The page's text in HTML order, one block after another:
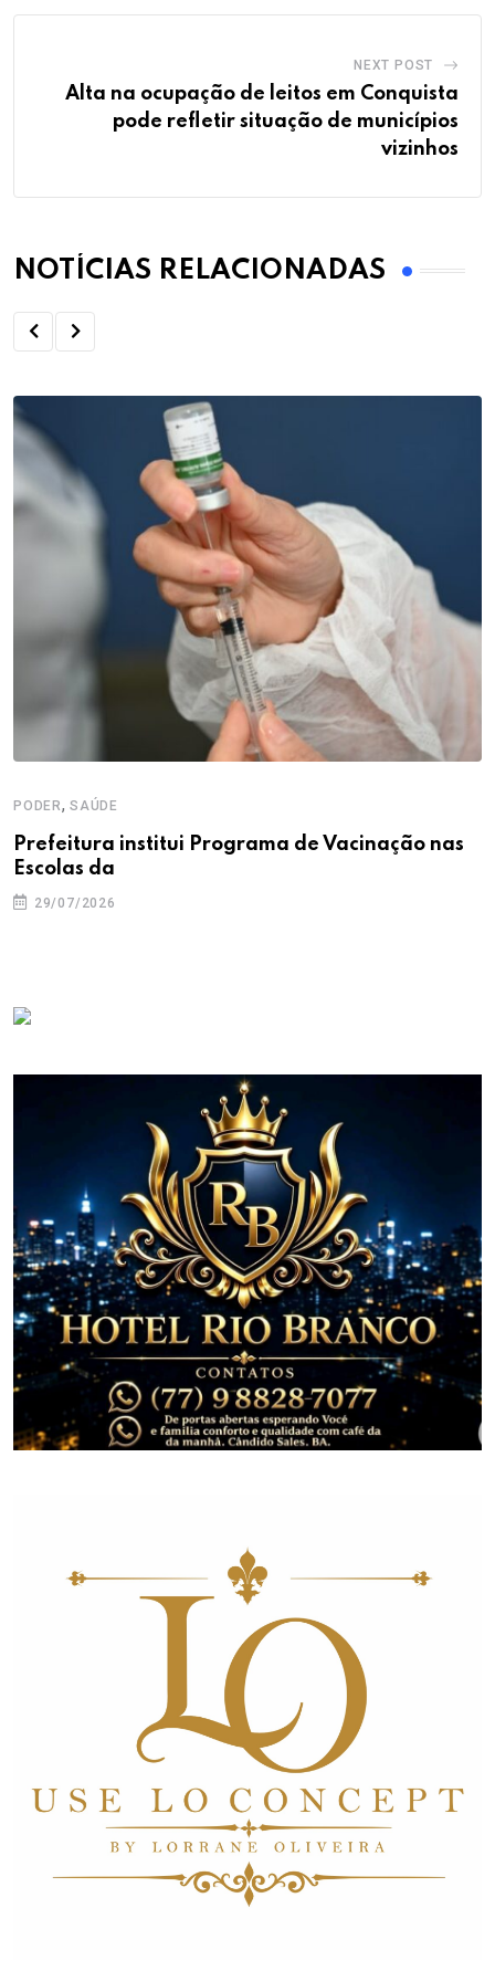
NEXT POST
Alta na ocupação de leitos em Conquista
pode refletir situação de municípios
vizinhos
NOTÍCIAS RELACIONADAS
PODER, SAÚDE
Prefeitura institui Programa de Vacinação nas
Escolas da
29/07/2026